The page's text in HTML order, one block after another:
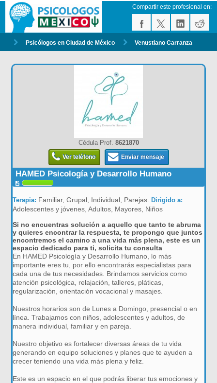
Compartir este profesional en:
Psicólogos en Ciudad de México Venustiano Carranza
Cédula Prof. 8621870
Ver teléfono Enviar mensaje
HAMED Psicología y Desarrollo Humano
Terapia: Familiar, Grupal, Individual, Parejas.Dirigido a:
Adolescentes y jóvenes, Adultos, Mayores, Niños
Si no encuentras solución a aquello que tanto te abruma
y quieres encontrar la respuesta, te propongo que juntos
encontremos el camino a una vida más plena, este es un
espacio dedicado para ti, solicita tu consulta
En HAMED Psicología y Desarrollo Humano, lo más
importante eres tu, por ello encontrarás especialistas para
cada una de tus necesidades. Brindamos servicios como
atención psicológica, relajación, talleres, pláticas,
regularización, orientación vocacional y masajes.
Nuestros horarios son de Lunes a Domingo, presencial o en
línea. Trabajamos con niños, adolescentes y adultos, de
manera individual, familiar y en pareja.
Nuestro objetivo es fortalecer diversas áreas de tu vida
generando en equipo soluciones y planes que te ayuden a
crecer teniendo una vida más plena y feliz.
Este es un espacio en el que podrás liberar tus emociones y